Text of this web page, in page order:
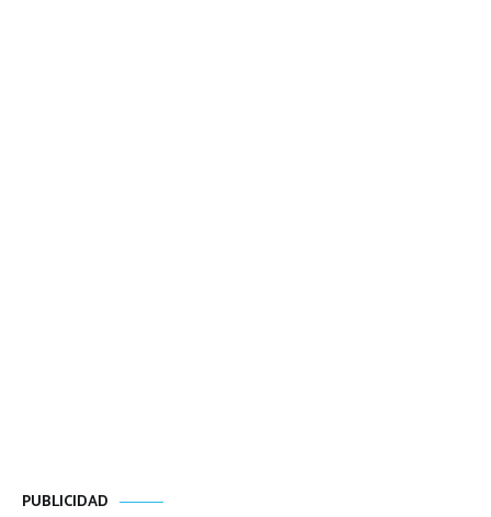
PUBLICIDAD